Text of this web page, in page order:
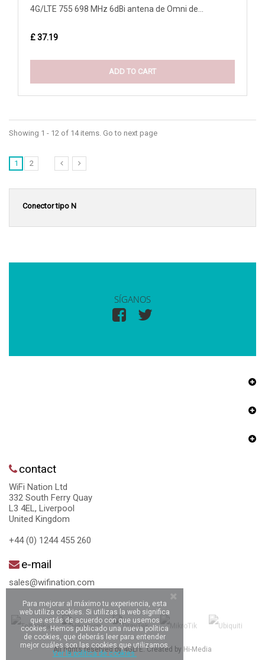
4G/LTE 755 698 MHz 6dBi antena de Omni de...
£ 37.19
ADD TO CART
Showing 1 - 12 of 14 items. Go to next page
1 2
Conector tipo N
SÍGANOS
contact
WiFi Nation Ltd
332 South Ferry Quay
L3 4EL, Liverpool
United Kingdom
+44 (0) 1244 455 260
e-mail
sales@wifination.com
All rights reserved by 4GLTE. Created by Hi-Media
Para mejorar al máximo tu experiencia, esta
web utiliza cookies. Si utilizas la web significa
que estás de acuerdo con que usemos
cookies. Hemos publicado una nueva política
de cookies, que deberás leer para entender
mejor cuáles son las cookies que utilizamos.
Ver la política de cookies.